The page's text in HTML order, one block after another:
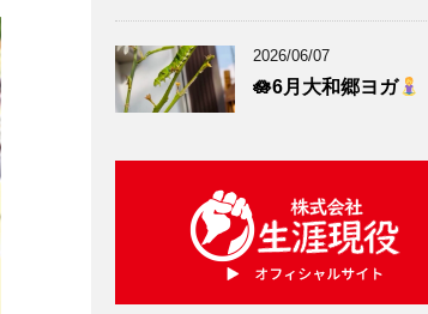
2026/06/07
🪷6月大和郷ヨガ